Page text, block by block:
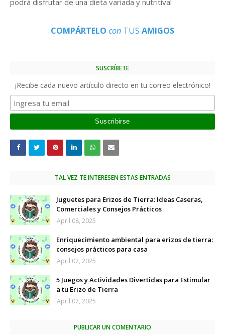
podrá disfrutar de una dieta variada y nutritiva!
COMPÁRTELO con TUS AMIGOS
SUSCRÍBETE
¡Recibe cada nuevo artículo directo en tu correo electrónico!
TAL VEZ TE INTERESEN ESTAS ENTRADAS
Juguetes para Erizos de Tierra: Ideas Caseras,
Comerciales y Consejos Prácticos
April 08, 2025
Enriquecimiento ambiental para erizos de tierra:
consejos prácticos para casa
April 07, 2025
5 Juegos y Actividades Divertidas para Estimular
a tu Erizo de Tierra
April 07, 2025
PUBLICAR UN COMENTARIO